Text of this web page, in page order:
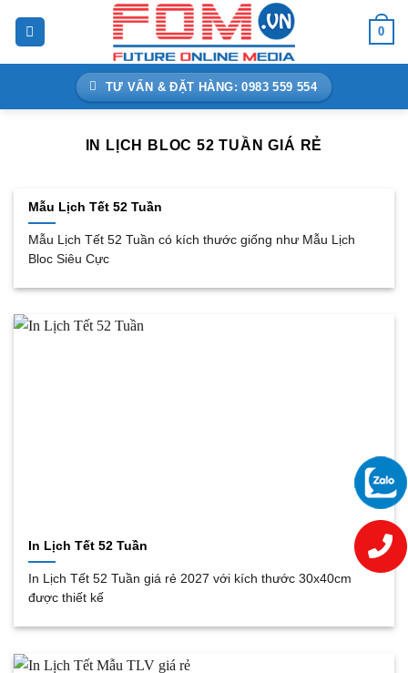
0
TƯ VẤN & ĐẶT HÀNG: 0983 559 554
IN LỊCH BLOC 52 TUẦN GIÁ RẺ
Mẫu Lịch Tết 52 Tuần
Mẫu Lịch Tết 52 Tuần có kích thước giống như Mẫu Lịch
Bloc Siêu Cực
In Lịch Tết 52 Tuần
In Lịch Tết 52 Tuần giá rẻ 2027 với kích thước 30x40cm
được thiết kế